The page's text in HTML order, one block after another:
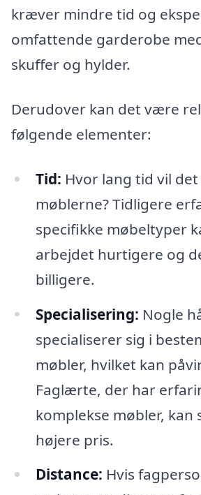
kræver mindre tid og
omfattende garderobe
skuffer og hylder.
Derudover kan det være
følgende elementer:
Tid: Hvor lang tid vil
møblerne? Tidligere
specifikke møbeltyper
arbejdet hurtigere og
billigere.
Specialisering: Nogle
specialiserer sig i
møbler, hvilket kan
Faglærte, der har
komplekse møbler,
højere pris.
Distance: Hvis